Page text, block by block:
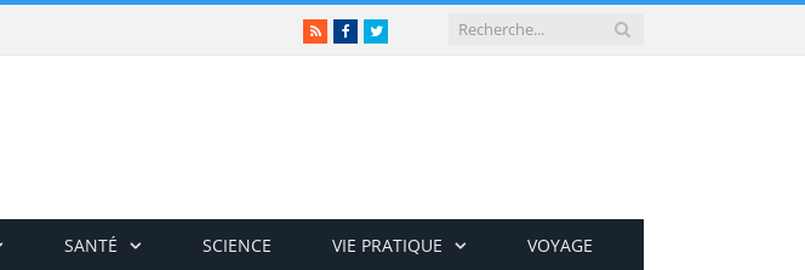
RSSFacebookTwitter
SANTÉ SCIENCE VIE PRATIQUE VOYAGE